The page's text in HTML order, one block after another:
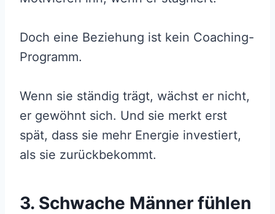
Doch eine Beziehung ist kein Coaching-
Programm.
Wenn sie ständig trägt, wächst er nicht,
er gewöhnt sich. Und sie merkt erst
spät, dass sie mehr Energie investiert,
als sie zurückbekommt.
3. Schwache Männer fühlen